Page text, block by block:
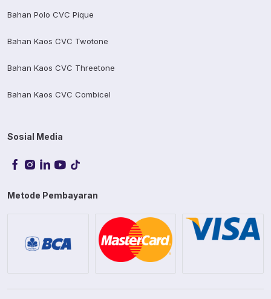
Bahan Polo CVC Pique
Bahan Kaos CVC Twotone
Bahan Kaos CVC Threetone
Bahan Kaos CVC Combicel
Sosial Media
Metode Pembayaran